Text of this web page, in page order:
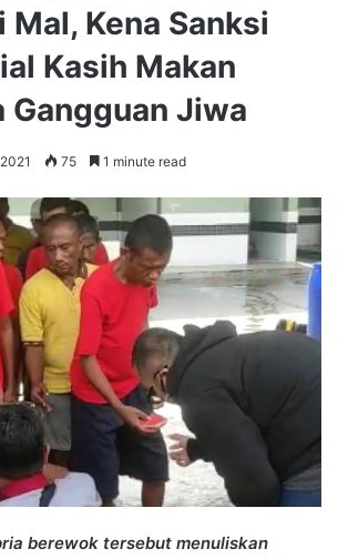
Mal, Kena Sanksi
Kasih Makan
Gangguan Jiwa
75 1 minute read
berewok tersebut menuliskan